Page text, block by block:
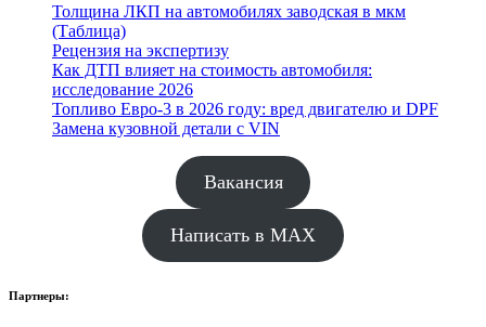
Толщина ЛКП на автомобилях заводская в мкм
(Таблица)
Рецензия на экспертизу
Как ДТП влияет на стоимость автомобиля:
исследование 2026
Топливо Евро-3 в 2026 году: вред двигателю и DPF
Замена кузовной детали с VIN
Вакансия
Написать в MAX
Партнеры: